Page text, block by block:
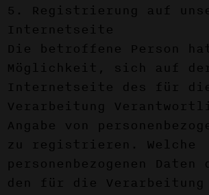
5. Registrierung auf
Internetseite
Die betroffene Person
Möglichkeit, sich auf
Internetseite des für
Verarbeitung
Angabe von
zu registrieren. Welche
personenbezogenen Daten
den für die Verarbeitung